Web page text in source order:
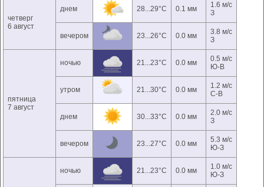
четверг
6 август
днем 28...29°C 0.1 мм
1.6 м/с
З
вечером 23...26°C 0.0 мм
3.8 м/с
З
пятница
7 август
ночью 21...23°C 0.0 мм
0.5 м/с
Ю-В
утром 21...30°C 0.0 мм
1.2 м/с
С-В
днем 30...33°C 0.0 мм
2.0 м/с
З
вечером 23...27°C 0.0 мм
5.3 м/с
Ю-З
ночью 21...23°C 0.0 мм
1.0 м/с
Ю-З